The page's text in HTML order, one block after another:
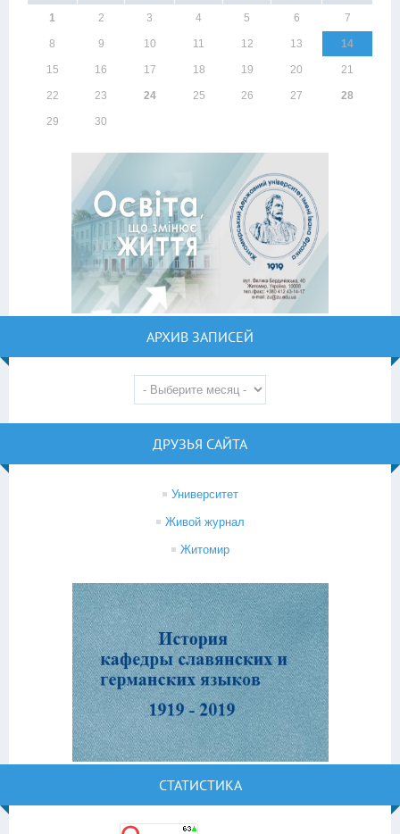
1 2 3 4 5 6 7
8 9 10 11 12 13 14
15 16 17 18 19 20 21
22 23 24 25 26 27 28
29 30
АРХИВ ЗАПИСЕЙ
ДРУЗЬЯ САЙТА
Университет
Живой журнал
Житомир
СТАТИСТИКА